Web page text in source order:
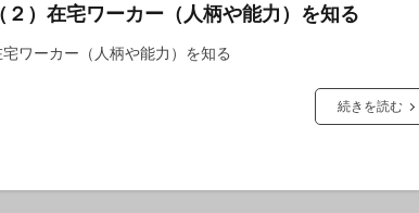
２）在宅ワーカー（人柄や能力）を知る
宅ワーカー（人柄や能力）を知る
続きを読む